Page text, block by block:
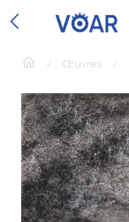
/ Œuvres /